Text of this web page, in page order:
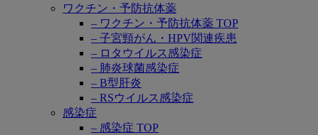
ワクチン・予防抗体薬
– ワクチン・予防抗体薬 TOP
– 子宮頸がん・HPV関連疾患
– ロタウイルス感染症
– 肺炎球菌感染症
– B型肝炎
– RSウイルス感染症
感染症
– 感染症 TOP